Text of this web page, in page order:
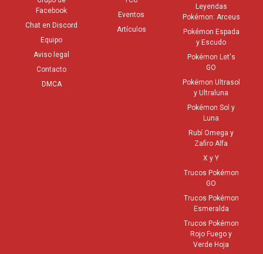
Facebook
Chat en Discord
Equipo
Aviso legal
Contacto
DMCA
Eventos
Artículos
Leyendas
Pokémon: Arceus
Pokémon Espada
y Escudo
Pokémon Let's
GO
Pokémon Ultrasol
y Ultraluna
Pokémon Sol y
Luna
Rubí Omega y
Zafiro Alfa
X y Y
Trucos Pokémon
GO
Trucos Pokémon
Esmeralda
Trucos Pokémon
Rojo Fuego y
Verde Hoja